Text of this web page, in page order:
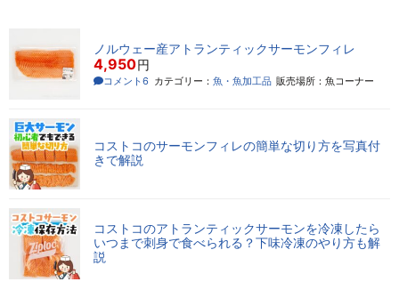
ノルウェー産アトランティックサーモンフィレ
4,950円
コメント6 カテゴリー： 魚・魚加工品 販売場所：魚コーナー
コストコのサーモンフィレの簡単な切り方を写真付
きで解説
コストコのアトランティックサーモンを冷凍したら
いつまで刺身で食べられる？下味冷凍のやり方も解
説